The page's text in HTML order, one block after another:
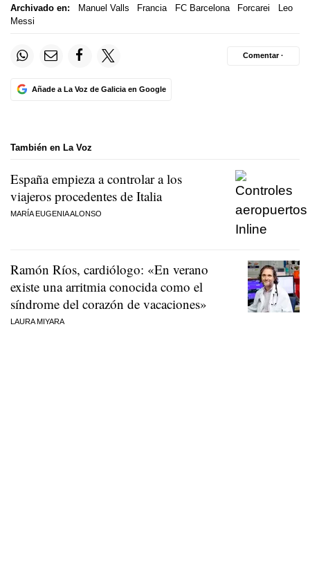
Archivado en: Manuel Valls Francia FC Barcelona Forcarei
Leo
Messi
Añade a La Voz de Galicia en Google
Comentar ·
También en La Voz
España empieza a controlar a los
viajeros procedentes de Italia
MARÍA EUGENIA ALONSO
Ramón Ríos, cardiólogo: «En verano
existe una arritmia conocida como el
síndrome del corazón de vacaciones»
LAURA MIYARA